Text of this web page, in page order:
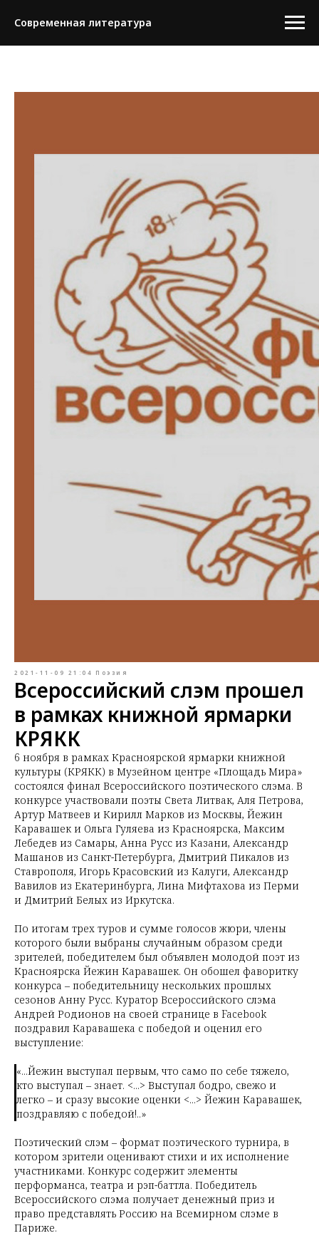
Современная литература
2021-11-09 21:04 Поэзия
Всероссийский слэм прошел
в рамках книжной ярмарки
КРЯКК
6 ноября в рамках Красноярской ярмарки книжной
культуры (КРЯКК) в Музейном центре «Площадь Мира»
состоялся финал Всероссийского поэтического слэма. В
конкурсе участвовали поэты Света Литвак, Аля Петрова,
Артур Матвеев и Кирилл Марков из Москвы, Йежин
Каравашек и Ольга Гуляева из Красноярска, Максим
Лебедев из Самары, Анна Русс из Казани, Александр
Машанов из Санкт-Петербурга, Дмитрий Пикалов из
Ставрополя, Игорь Красовский из Калуги, Александр
Вавилов из Екатеринбурга, Лина Мифтахова из Перми
и Дмитрий Белых из Иркутска.
По итогам трех туров и сумме голосов жюри, члены
которого были выбраны случайным образом среди
зрителей, победителем был объявлен молодой поэт из
Красноярска Йежин Каравашек. Он обошел фаворитку
конкурса – победительницу нескольких прошлых
сезонов Анну Русс. Куратор Всероссийского слэма
Андрей Родионов на своей странице в Facebook
поздравил Каравашека с победой и оценил его
выступление:
«...Йежин выступал первым, что само по себе тяжело,
кто выступал – знает. <...> Выступал бодро, свежо и
легко – и сразу высокие оценки <...> Йежин Каравашек,
поздравляю с победой!..»
Поэтический слэм – формат поэтического турнира, в
котором зрители оценивают стихи и их исполнение
участниками. Конкурс содержит элементы
перформанса, театра и рэп-баттла. Победитель
Всероссийского слэма получает денежный приз и
право представлять Россию на Всемирном слэме в
Париже.